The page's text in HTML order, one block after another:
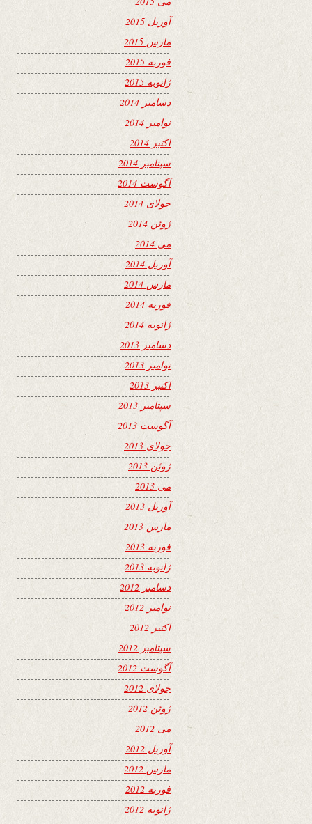
آوریل 2015
مارس 2015
فوریه 2015
ژانویه 2015
دسامبر 2014
نوامبر 2014
اکتبر 2014
سپتامبر 2014
آگوست 2014
جولای 2014
ژوئن 2014
می 2014
آوریل 2014
مارس 2014
فوریه 2014
ژانویه 2014
دسامبر 2013
نوامبر 2013
اکتبر 2013
سپتامبر 2013
آگوست 2013
جولای 2013
ژوئن 2013
می 2013
آوریل 2013
مارس 2013
فوریه 2013
ژانویه 2013
دسامبر 2012
نوامبر 2012
اکتبر 2012
سپتامبر 2012
آگوست 2012
جولای 2012
ژوئن 2012
می 2012
آوریل 2012
مارس 2012
فوریه 2012
ژانویه 2012